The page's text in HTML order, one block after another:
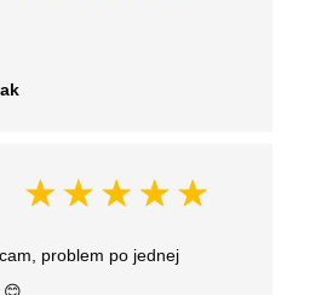
problem po jednej